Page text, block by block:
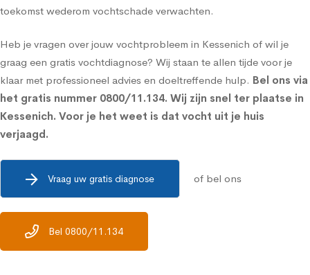
toekomst wederom vochtschade verwachten.
Heb je vragen over jouw vochtprobleem in Kessenich of wil je
graag een gratis vochtdiagnose? Wij staan te allen tijde voor je
klaar met professioneel advies en doeltreffende hulp. Bel ons via
het gratis nummer 0800/11.134. Wij zijn snel ter plaatse in
Kessenich. Voor je het weet is dat vocht uit je huis
verjaagd.
Vraag uw gratis diagnose of bel ons
Bel 0800/11.134